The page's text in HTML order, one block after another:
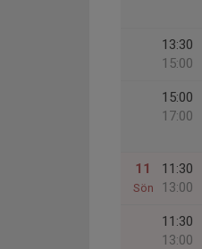
13:30
15:00
15:00
17:00
11
Sön
11:30
13:00
11:30
13:00